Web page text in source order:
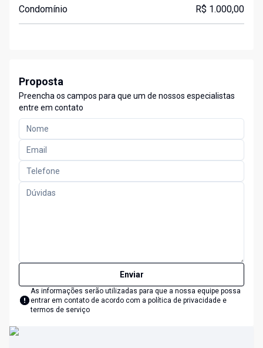
Condomínio R$ 1.000,00
Proposta
Preencha os campos para que um de nossos especialistas
entre em contato
Enviar
As informações serão utilizadas para que a nossa equipe possa
entrar em contato de acordo com a política de privacidade e
termos de serviço